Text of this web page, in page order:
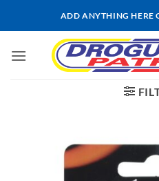
ADD ANYTHING HERE